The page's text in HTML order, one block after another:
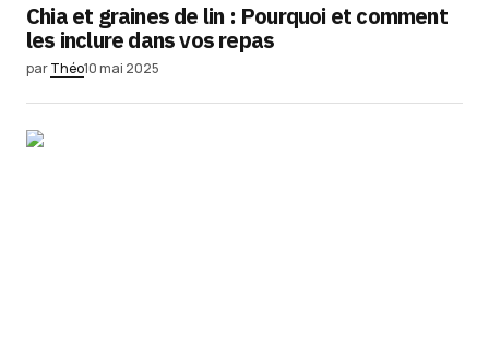
Chia et graines de lin : Pourquoi et comment
les inclure dans vos repas
parThéo10 mai 2025